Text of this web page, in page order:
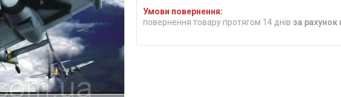
повернення товару протягом 14 днів за рахунок